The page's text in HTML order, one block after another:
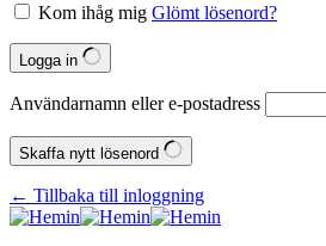
Kom ihåg mig Glömt lösenord?
Logga in
Användarnamn eller e‑postadress
Skaffa nytt lösenord
← Tillbaka till inloggning